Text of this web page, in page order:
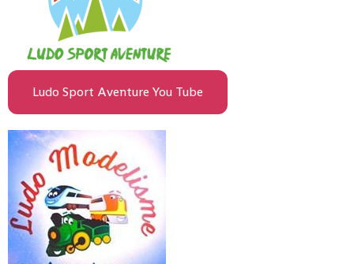
Ludo Sport Aventure You Tube